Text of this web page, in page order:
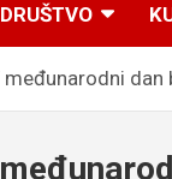
DRUŠTVO
međunarodni dan